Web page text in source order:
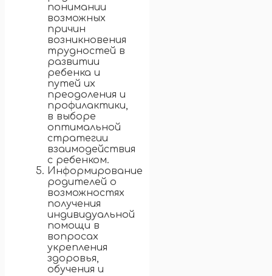
понимании
возможных
причин
возникновения
трудностей в
развитии
ребенка и
путей их
преодоления и
профилактики,
в выборе
оптимальной
стратегии
взаимодействия
с ребенком.
Информирование
родителей о
возможностях
получения
индивидуальной
помощи в
вопросах
укрепления
здоровья,
обучения и